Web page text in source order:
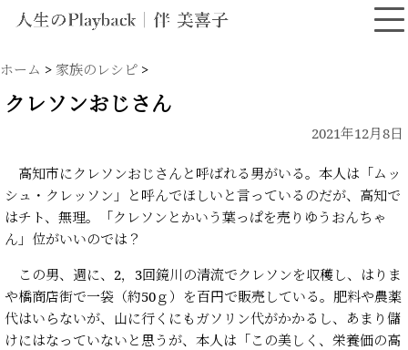
ホーム > 家族のレシピ >
クレソンおじさん
2021年12月8日
高知市にクレソンおじさんと呼ばれる男がいる。本人は「ムッ
シュ・クレッソン」と呼んでほしいと言っているのだが、高知で
はチト、無理。「クレソンとかいう葉っぱを売りゆうおんちゃ
ん」位がいいのでは？
この男、週に、2，3回鏡川の清流でクレソンを収穫し、はりま
や橋商店街で一袋（約50ｇ）を百円で販売している。肥料や農薬
代はいらないが、山に行くにもガソリン代がかかるし、あまり儲
けにはなっていないと思うが、本人は「この美しく、栄養価の高